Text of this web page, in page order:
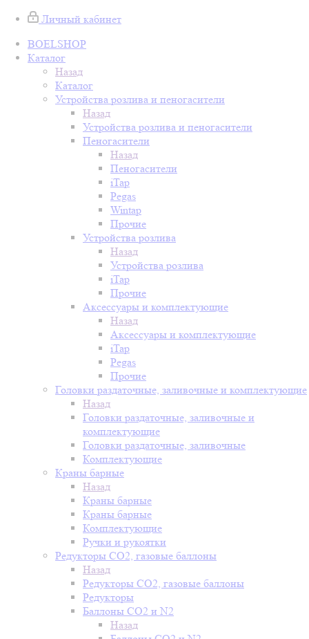
Личный кабинет
BOELSHOP
Каталог
Назад
Каталог
Устройства розлива и пеногасители
Назад
Устройства розлива и пеногасители
Пеногасители
Назад
Пеногасители
iTap
Pegas
Wintap
Прочие
Устройства розлива
Назад
Устройства розлива
iTap
Прочие
Аксессуары и комплектующие
Назад
Аксессуары и комплектующие
iTap
Pegas
Прочие
Головки раздаточные, заливочные и комплектующие
Назад
Головки раздаточные, заливочные и
комплектующие
Головки раздаточные, заливочные
Комплектующие
Краны барные
Назад
Краны барные
Краны барные
Комплектующие
Ручки и рукоятки
Редукторы СО2, газовые баллоны
Назад
Редукторы СО2, газовые баллоны
Редукторы
Баллоны СО2 и N2
Назад